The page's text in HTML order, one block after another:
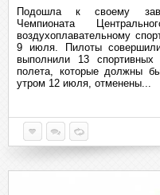
Подошла к своему
Чемпионата
воздухоплавательному
9 июля. Пилоты
выполнили 13 спортивных
полета, которые должны
утром 12 июля, отменены...